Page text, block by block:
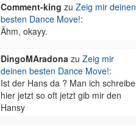
Comment-king zu Zeig mir deinen
besten Dance Move!:
Ähm, okayy.
DingoMAradonazu Zeig mir
deinen besten Dance Move!:
Ist der Hans da ? Man ich schreibe
hier jetzt so oft jetzt gib mir den
Hansy